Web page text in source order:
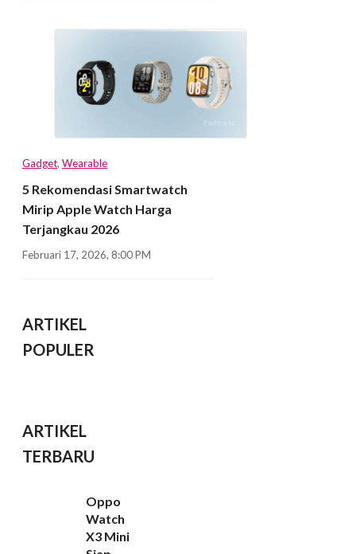
Gadget, Wearable
5 Rekomendasi Smartwatch
Mirip Apple Watch Harga
Terjangkau 2026
Februari 17, 2026, 8:00 PM
ARTIKEL
POPULER
ARTIKEL
TERBARU
Oppo
Watch
X3 Mini